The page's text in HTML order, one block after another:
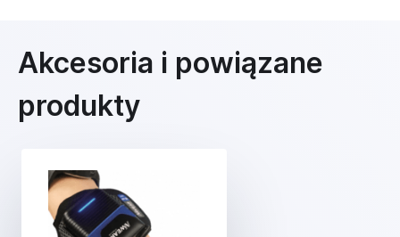
Akcesoria i powiązane
produkty